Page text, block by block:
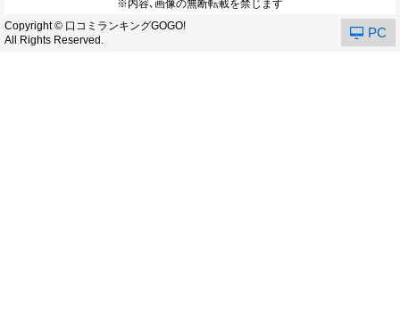
※内容､画像の無断転載を禁じます
Copyright © 口コミランキングGOGO!
All Rights Reserved.
PC